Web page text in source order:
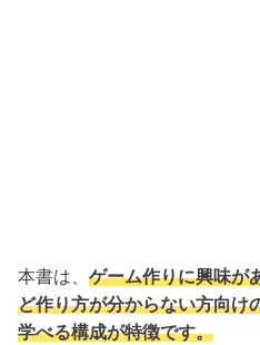
本書は、 ゲーム作りに興味が
ど作り方が分からない方向け
学べる構成が特徴です。